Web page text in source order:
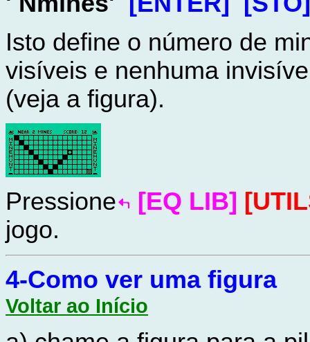
Isto define o número de
visíveis e nenhuma
(veja a figura).
Pressione [EQ LIB]
jogo.
4-Como ver uma figura
Voltar ao Início